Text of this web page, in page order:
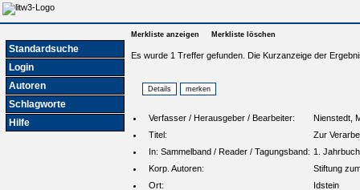
Standardsuche
Login
Autoren
Schlagworte
Hilfe
Merkliste anzeigen Merkliste löschen
Es wurde 1 Treffer gefunden. Die Kurzanzeige der
Verfasser / Herausgeber / Bearbeiter:
Nienstedt,
Titel:
Zur
In: Sammelband / Reader / Tagungsband: 1.
Korp. Autoren:
Stiftung
Ort:
Idstein